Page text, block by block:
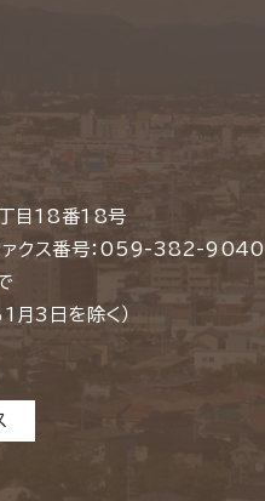
目18番18号
クス番号：059-382-9040
月3日を除く）